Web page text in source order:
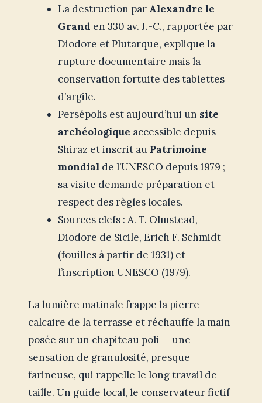
La destruction par Alexandre le
Grand en 330 av. J.-C., rapportée par
Diodore et Plutarque, explique la
rupture documentaire mais la
conservation fortuite des tablettes
d’argile.
Persépolis est aujourd’hui un site
archéologique accessible depuis
Shiraz et inscrit au Patrimoine
mondial de l’UNESCO depuis 1979 ;
sa visite demande préparation et
respect des règles locales.
Sources clefs : A. T. Olmstead,
Diodore de Sicile, Erich F. Schmidt
(fouilles à partir de 1931) et
l’inscription UNESCO (1979).
La lumière matinale frappe la pierre
calcaire de la terrasse et réchauffe la main
posée sur un chapiteau poli — une
sensation de granulosité, presque
farineuse, qui rappelle le long travail de
taille. Un guide local, le conservateur fictif